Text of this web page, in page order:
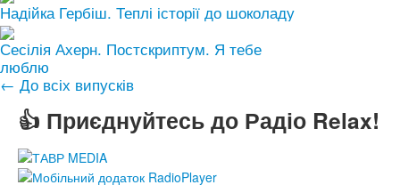
Надійка Гербіш. Теплі історії до шоколаду
Сесілія Ахерн. Постскриптум. Я тебе
люблю
← До всіх випусків
👍 Приєднуйтесь до Радіо Relax!